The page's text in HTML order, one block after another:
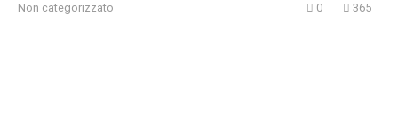
Non categorizzato 0 365